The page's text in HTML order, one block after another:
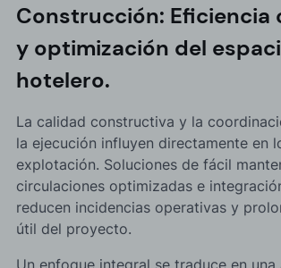
Construcción: Eficiencia
y optimización del
hotelero.
La calidad constructiva y la
la ejecución influyen directamente en
explotación. Soluciones de fácil
circulaciones optimizadas e
reducen incidencias operativas y
útil del proyecto.